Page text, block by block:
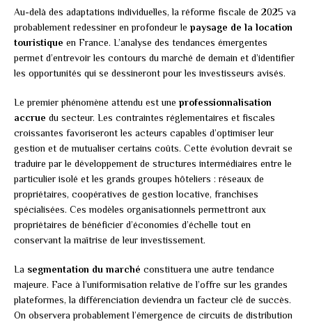
Au-delà des adaptations individuelles, la réforme fiscale de 2025 va
probablement redessiner en profondeur le paysage de la location
touristique en France. L’analyse des tendances émergentes
permet d’entrevoir les contours du marché de demain et d’identifier
les opportunités qui se dessineront pour les investisseurs avisés.
Le premier phénomène attendu est une professionnalisation
accrue du secteur. Les contraintes réglementaires et fiscales
croissantes favoriseront les acteurs capables d’optimiser leur
gestion et de mutualiser certains coûts. Cette évolution devrait se
traduire par le développement de structures intermédiaires entre le
particulier isolé et les grands groupes hôteliers : réseaux de
propriétaires, coopératives de gestion locative, franchises
spécialisées. Ces modèles organisationnels permettront aux
propriétaires de bénéficier d’économies d’échelle tout en
conservant la maîtrise de leur investissement.
La segmentation du marché constituera une autre tendance
majeure. Face à l’uniformisation relative de l’offre sur les grandes
plateformes, la différenciation deviendra un facteur clé de succès.
On observera probablement l’émergence de circuits de distribution